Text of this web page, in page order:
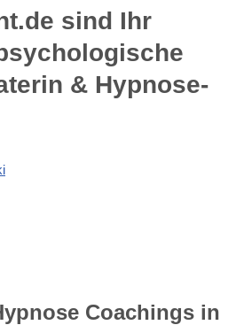
sind Ihr
& Hypnose-
Coachings in